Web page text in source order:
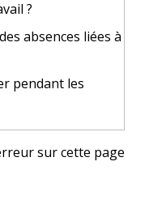
?
absences liées à
pendant les
sur cette page